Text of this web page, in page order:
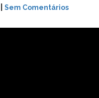
Sem Comentários